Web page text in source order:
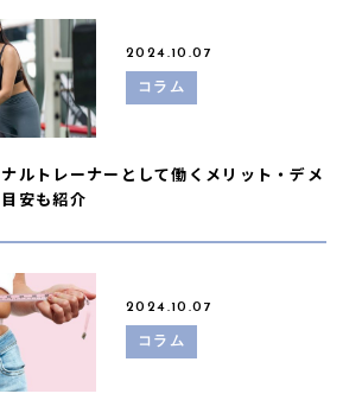
2024.10.07
コラム
ルトレーナーとして働くメリット・デメ
安も紹介
2024.10.07
コラム